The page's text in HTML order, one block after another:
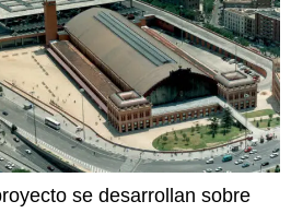
se desarrollan sobre